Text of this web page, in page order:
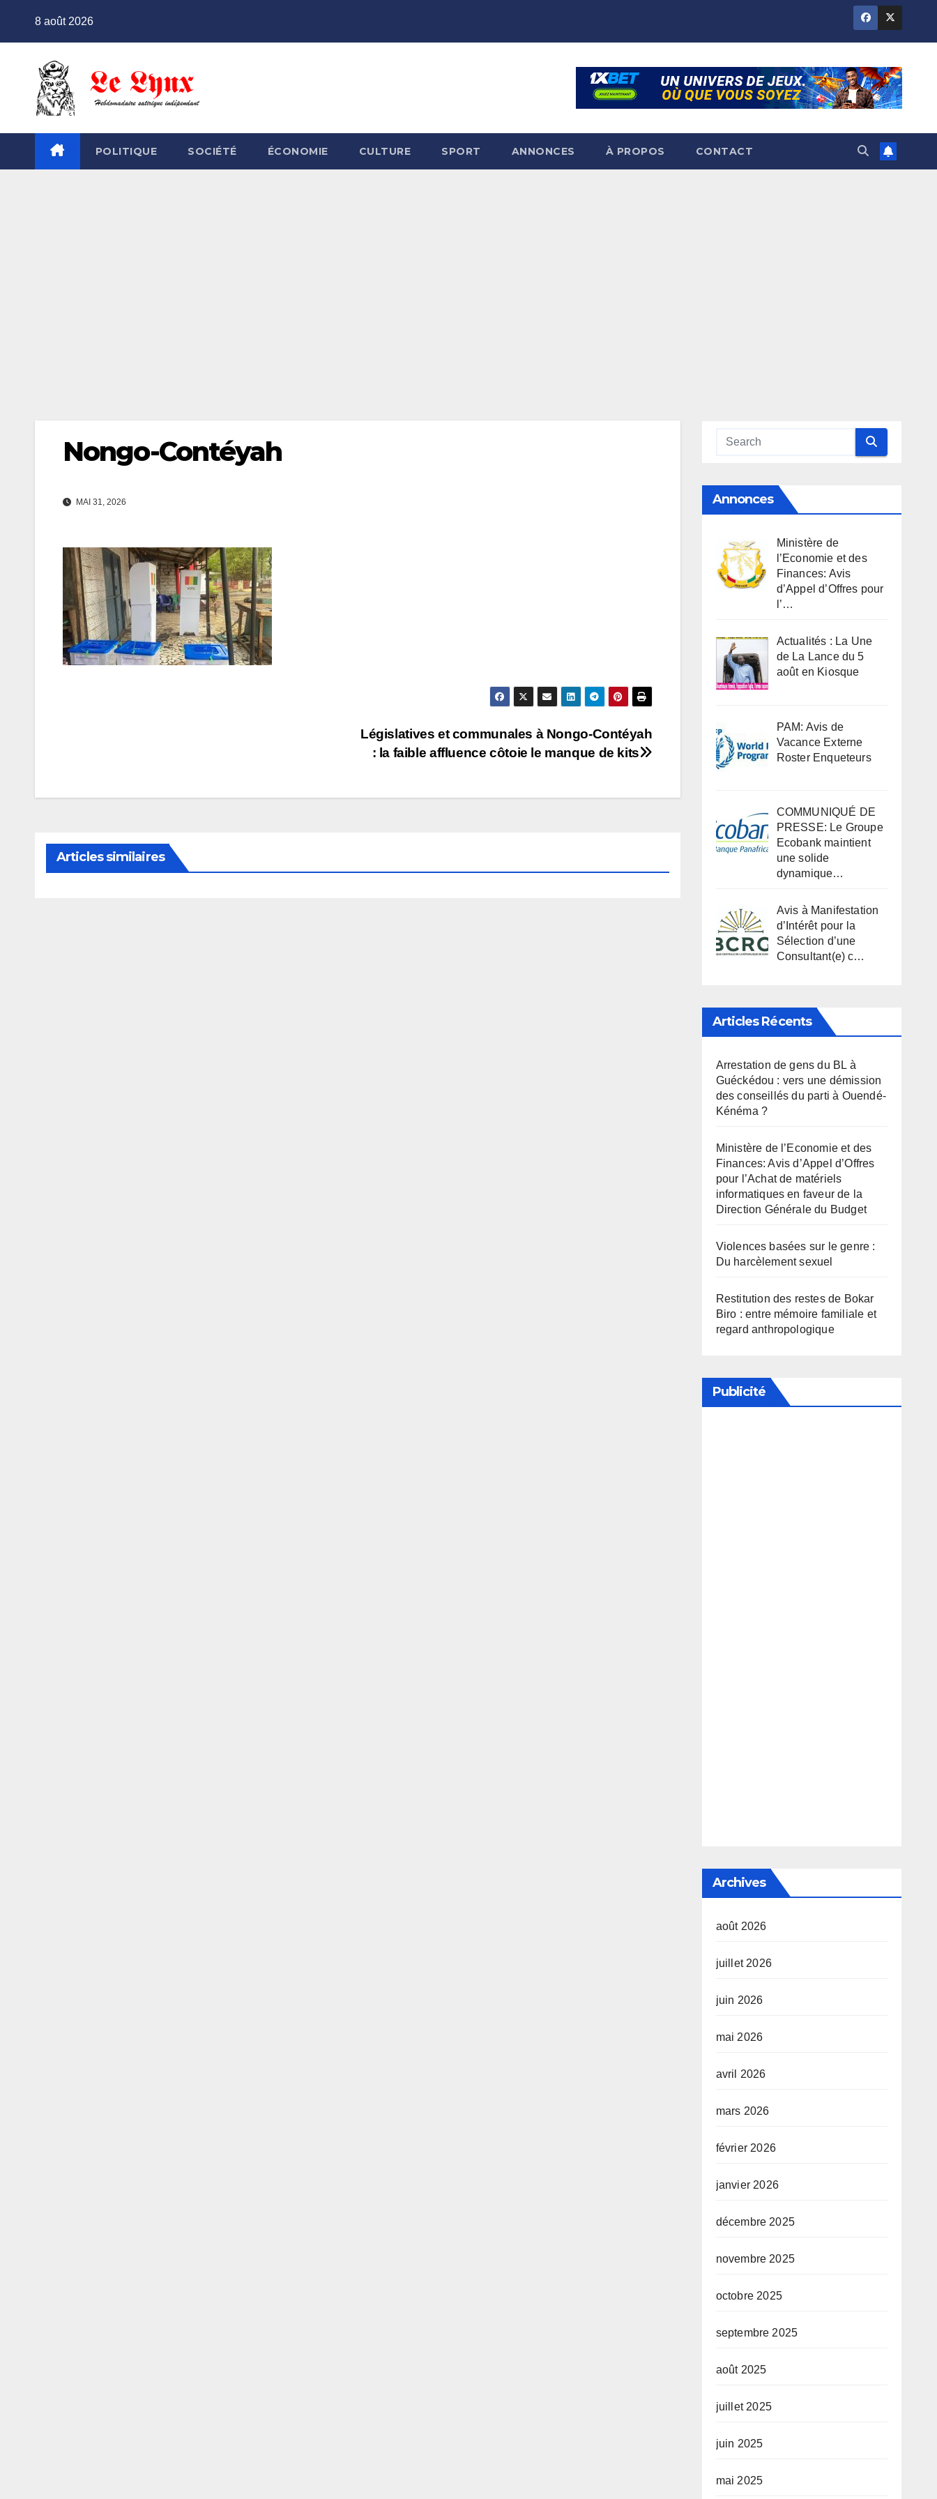
8 août 2026
POLITIQUE SOCIÉTÉ ÉCONOMIE CULTURE SPORT ANNONCES À PROPOS CONTACT
Nongo-Contéyah
MAI 31, 2026
l’article
Législatives et communales à Nongo-Contéyah
: la faible affluence côtoie le manque de kits
Articles similaires
Annonces
Ministère de
l’Economie et des
Finances: Avis
d’Appel d’Offres pour
l’…
Actualités : La Une
de La Lance du 5
août en Kiosque
PAM: Avis de
Vacance Externe
Roster Enqueteurs
COMMUNIQUÉ DE
PRESSE: Le Groupe
Ecobank maintient
une solide
dynamique…
Avis à Manifestation
d’Intérêt pour la
Sélection d’une
Consultant(e) c…
Articles Récents
Arrestation de gens du BL à
Guéckédou : vers une démission
des conseillés du parti à Ouendé-
Kénéma ?
Ministère de l’Economie et des
Finances: Avis d’Appel d’Offres
pour l’Achat de matériels
informatiques en faveur de la
Direction Générale du Budget
Violences basées sur le genre :
Du harcèlement sexuel
Restitution des restes de Bokar
Biro : entre mémoire familiale et
regard anthropologique
Publicité
Archives
août 2026
juillet 2026
juin 2026
mai 2026
avril 2026
mars 2026
février 2026
janvier 2026
décembre 2025
novembre 2025
octobre 2025
septembre 2025
août 2025
juillet 2025
juin 2025
mai 2025